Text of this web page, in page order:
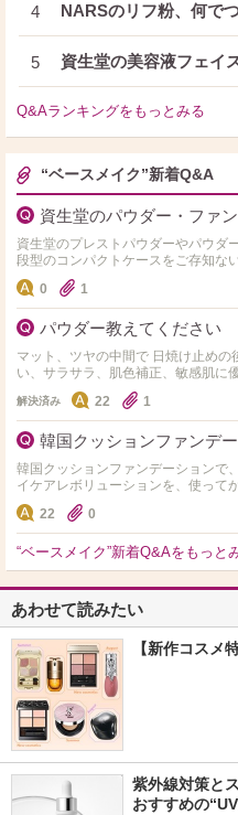
4 NARSのリフ粉、何で
5 資生堂の美容液フェイ
Q&Aランキングをもっとみる
“ベースメイク”新着Q&A
資生堂のパウダー・ファ
資生堂のプレストパウダーやパウダ
段型のコンパクトケースをご存知ないでしょうか？ パ
0 1
パウダー教えてください
マット、ツヤの中間で 日焼け止めの
い、サラサラ、肌色補正、敏感肌に
ってありますか？ お勧めがありまし
解決済み 22 1
韓国クッションファンデ
韓国クッションファンデーションで
イケアレボリューションを、使って
が、HERAです ただ、色選びが難し
22 0
“ベースメイク”新着Q&Aをもっと
あわせて読みたい
【新作コスメ
紫外線対策と
おすすめの